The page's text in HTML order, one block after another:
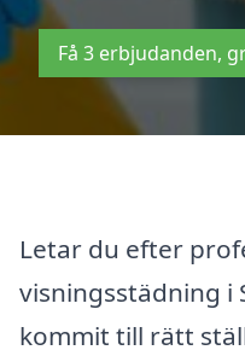
Få 3 erbjudanden,
Letar du efter
visningsstädning i
kommit till rätt